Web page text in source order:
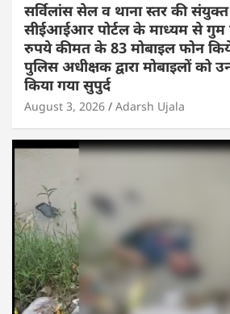
सर्विलांस सेल व थाना स्तर की संयुक्त
सीईआईआर पोर्टल के माध्यम से गुम
रुपये कीमत के 83 मोबाइल फोन
पुलिस अधीक्षक द्वारा मोबाइलों को
किया गया सुपुर्द
August 3, 2026 Adarsh Ujala